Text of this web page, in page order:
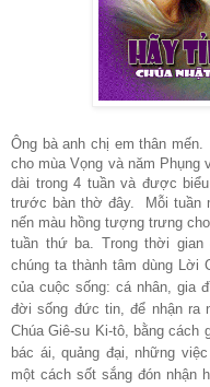
Ông bà anh chị em thân
cho mùaVọng và năm P hụng
dài trong 4 tuần và được
trước bàn thờ đây. Mỗi tuần
nến màu hồng tượng trưng
tuần thứ ba. Trong thời gian
chúng ta thành tâm dùng Lời
của cuộc sống: cá nhân, gia
đời sống đức tin, để nhận ra
Chúa Giê-su Ki-tô, bằng cách
bác ái, quảng đại, những
một cách sốt sắng đón nhận